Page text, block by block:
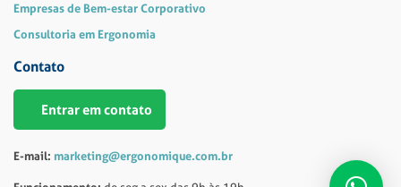
Empresas de Bem-estar Corporativo
Consultoria em Ergonomia
Contato
Entrar em contato
E-mail: marketing@ergonomique.com.br